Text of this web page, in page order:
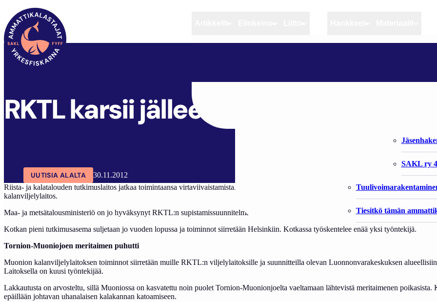
Artikkelit Elinkeino
Rannikko ja
Elinkeinokalatalouden
Kalat ja kalatalous
Vahinkoeläimet
Tiesitkö tämän
Liitto
Liiton
SAKL ry
SAKL ARTIKKELIT
RKTL karsii jälleen toimipaikkojaan
UUTISIA ALALTA
30.11.2012
Riista- ja kalatalouden tutkimuslaitos jatkaa toimintaansa virtaviivaistamista. Toimipaikkojen määrä karsitaan alle kahteenkymmeneen.
kalanviljelylaitos.
Maa- ja metsätalousministeriö on jo hyväksynyt RKTL:n supistamissuunnitelmat eikä valtionhallinnon alueellistamisen koordinaatioryhmä
Kotkan pieni tutkimusasema suljetaan jo vuoden lopussa ja toiminnot siirretään Helsinkiin. Kotkassa työskentelee enää yksi työntekijä.
Tornion-Muoniojoen meritaimen puhutti
Muonion kalanviljelylaitoksen toiminnot siirretään muille RKTL:n viljelylaitoksille ja suunnitteilla olevan Luonnonvarakeskuksen
Laitoksella on kuusi työntekijää.
Lakkautusta on arvosteltu, sillä Muoniossa on kasvatettu noin puolet Tornion-Muonionjoelta vaeltamaan lähtevistä meritaimenen poikasista.
epäillään johtavan uhanalaisen kalakannan katoamiseen.